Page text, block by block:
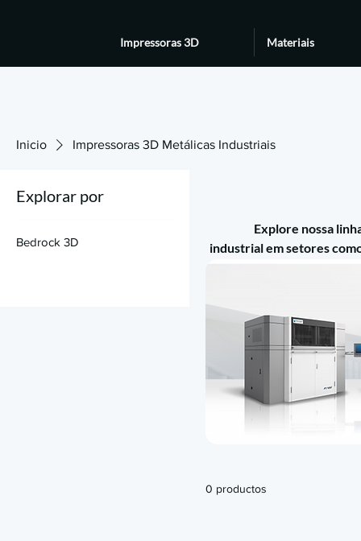
Impressoras 3D Materiais
Inicio Impressoras 3D Metálicas Industriais
Explorar por
Bedrock 3D
Explore nossa
industrial em setores
0 productos